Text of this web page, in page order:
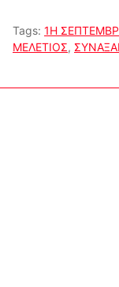
Tags: 1Η
ΜΕΛΕΤΙΟΣ,